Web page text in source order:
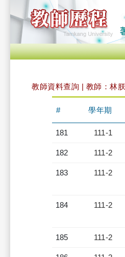
教師資料查詢 | 教師：林
# 學年期
181 111-1
182 111-2
183 111-2
184 111-2
185 111-2